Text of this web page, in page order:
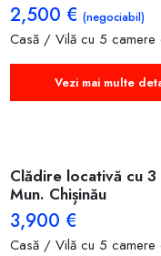
2,500 € (negociabil)
Casă / Vilă cu 5 camere
Vezi mai multe
Clădire locativă cu
Mun. Chișinău
3,900 €
Casă / Vilă cu 5 camere